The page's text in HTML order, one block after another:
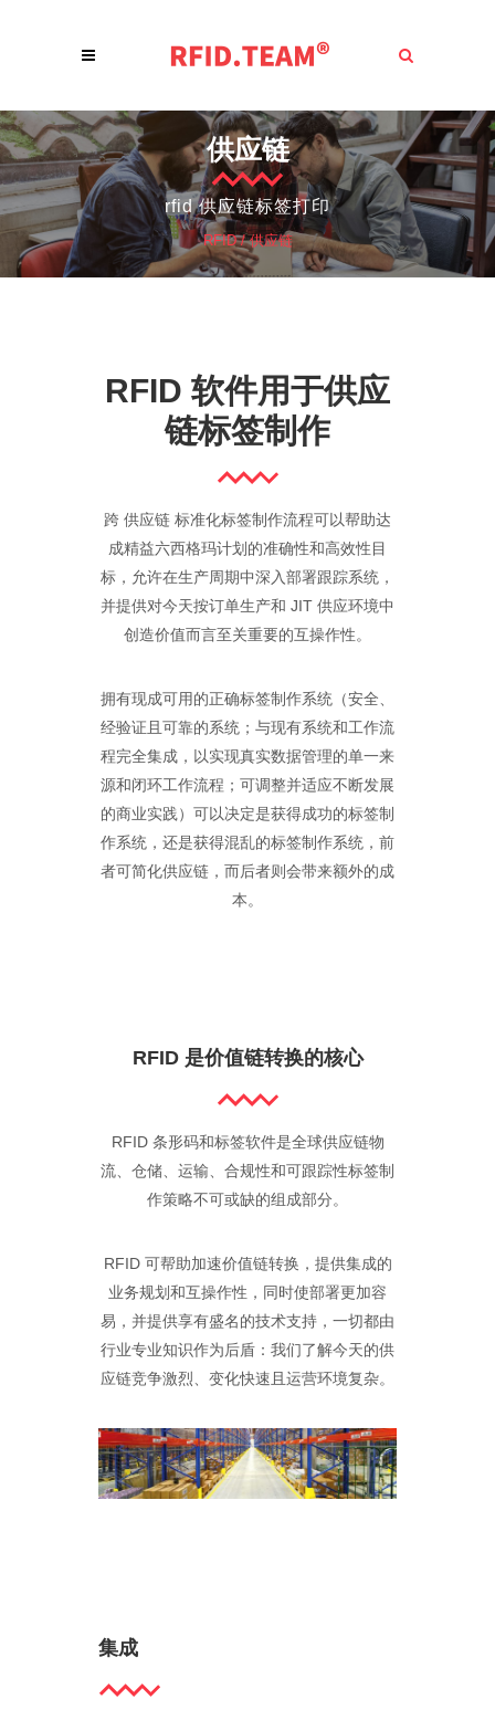
供应链
rfid 供应链标签打印
RFID/供应链
RFID 软件用于供应
链标签制作
跨 供应链 标准化标签制作流程可以帮助达
成精益六西格玛计划的准确性和高效性目
标，允许在生产周期中深入部署跟踪系统，
并提供对今天按订单生产和 JIT 供应环境中
创造价值而言至关重要的互操作性。
拥有现成可用的正确标签制作系统（安全、
经验证且可靠的系统；与现有系统和工作流
程完全集成，以实现真实数据管理的单一来
源和闭环工作流程；可调整并适应不断发展
的商业实践）可以决定是获得成功的标签制
作系统，还是获得混乱的标签制作系统，前
者可简化供应链，而后者则会带来额外的成
本。
RFID 是价值链转换的核心
RFID 条形码和标签软件是全球供应链物
流、仓储、运输、合规性和可跟踪性标签制
作策略不可或缺的组成部分。
RFID 可帮助加速价值链转换，提供集成的
业务规划和互操作性，同时使部署更加容
易，并提供享有盛名的技术支持，一切都由
行业专业知识作为后盾：我们了解今天的供
应链竞争激烈、变化快速且运营环境复杂。
集成